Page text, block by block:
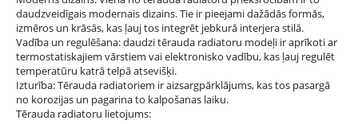
daudzveidīgais modernais dizains. Tie ir pieejami dažādās formās,
izmēros un krāsās, kas ļauj tos integrēt jebkurā interjera stilā.
Vadība un regulēšana: daudzi tērauda radiatoru modeļi ir aprīkoti ar
termostatiskajiem vārstiem vai elektronisko vadību, kas ļauj regulēt
temperatūru katrā telpā atsevišķi.
Izturība: Tērauda radiatoriem ir aizsargpārklājums, kas tos pasargā
no korozijas un pagarina to kalpošanas laiku.
Tērauda radiatoru lietojums: